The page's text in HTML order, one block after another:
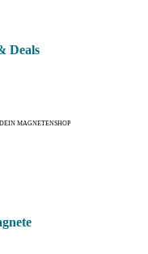
Deals
MAGNETENSHOP